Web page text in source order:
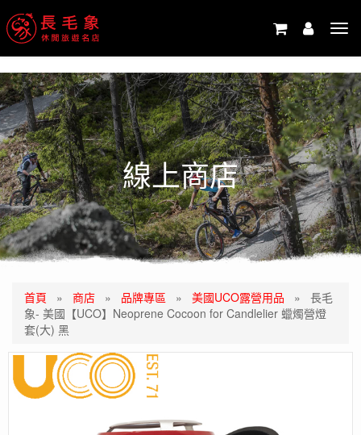
線上商店
首頁 » 商店 » 品牌專區 » 美國UCO露營用品 » 長毛
象- 美國【UCO】Neoprene Cocoon for Candlelier 蠟燭營燈
套(大) 黑